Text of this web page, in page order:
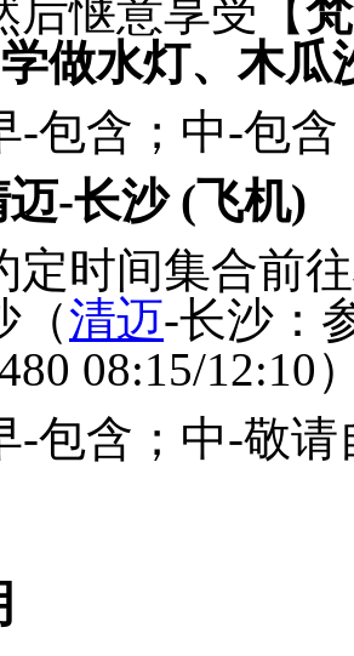
后惬意享受【
做水灯、木瓜
-包含；中-包
迈-长沙 (飞机)
定时间集合前
（清迈-长沙：
08:15/
-包含；中-敬